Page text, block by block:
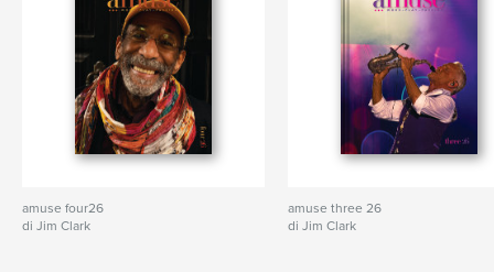
amuse four26
di Jim Clark
amuse three 26
di Jim Clark